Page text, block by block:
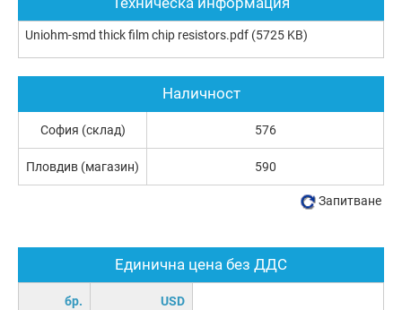
Uniohm-smd thick film chip resistors.pdf (5725 KB)
Единична цена без ДДС
бр. USD
Наличност
София (склад) 576
Пловдив (магазин) 590
Запитване